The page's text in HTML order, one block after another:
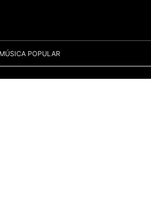
MÚSICA POPULAR